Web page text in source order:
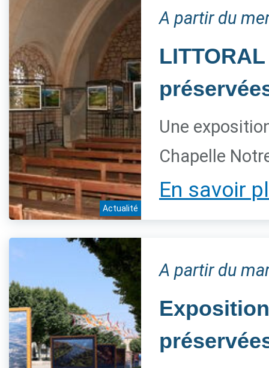
Actualité
A partir du
Une
Chapelle
En savoir
A partir du